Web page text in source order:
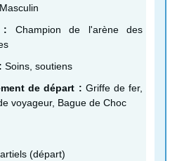
Masculin
: Champion de l'arène des
Soins, soutiens
de départ : Griffe de fer,
voyageur, Bague de Choc
(départ)